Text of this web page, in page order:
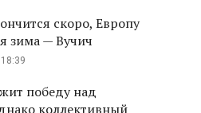
скоро, Европу
зима — Вучич
победу над
коллективный